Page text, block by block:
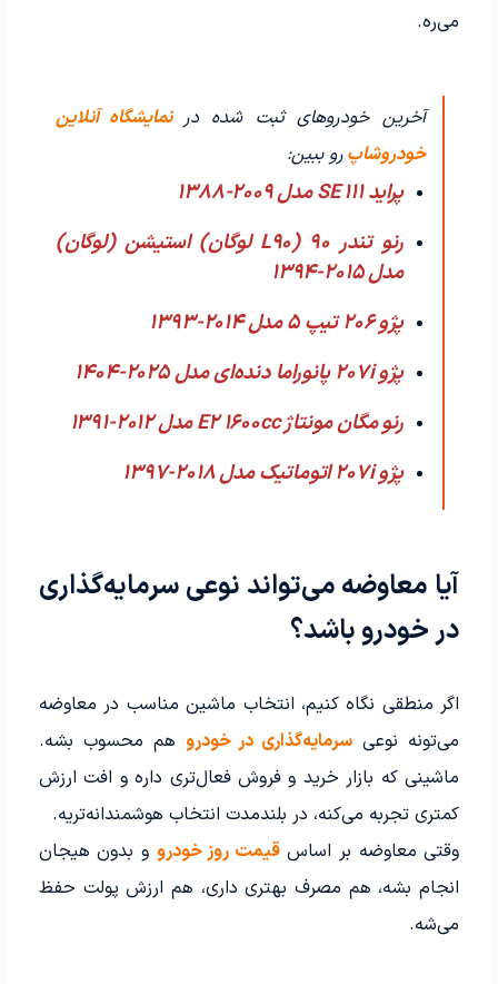
می‌ره.
آخرین خودروهای ثبت شده در نمایشگاه آنلاین
خودروشاپرو ببین:
پراید 111 SE مدل 2009-1388
رنو تندر 90 (L90 لوگان) استیشن (لوگان)
مدل 2015-1394
پژو 206 تیپ ۵ مدل 2014-1393
پژو 207i پانوراما دنده‌ای مدل 2025-1404
رنو مگان مونتاژ E2 1600cc مدل 2012-1391
پژو 207i اتوماتیک مدل 2018-1397
آیا معاوضه می‌تواند نوعی سرمایه‌گذاری
در خودرو باشد؟
اگر منطقی نگاه کنیم، انتخاب ماشین مناسب در معاوضه
می‌تونه نوعی سرمایه‌گذاری در خودرو هم محسوب بشه.
ماشینی که بازار خرید و فروش فعال‌تری داره و افت ارزش
کمتری تجربه می‌کنه، در بلندمدت انتخاب هوشمندانه‌تریه.
وقتی معاوضه بر اساسقیمت روز خودرو و بدون هیجان
انجام بشه، هم مصرف بهتری داری، هم ارزش پولت حفظ
می‌شه.